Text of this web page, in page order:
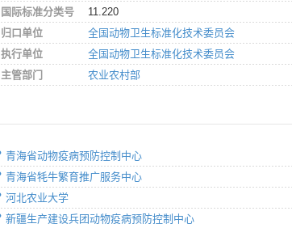
国际标准分类号
11.220
归口单位
全国动物卫生标准化技术委员会
执行单位
全国动物卫生标准化技术委员会
主管部门
农业农村部
青海省动物疫病预防控制中心
青海省牦牛繁育推广服务中心
河北农业大学
新疆生产建设兵团动物疫病预防控制中心